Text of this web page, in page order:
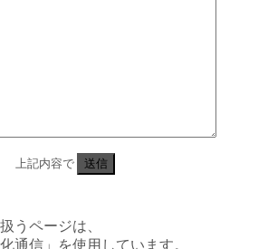
上記内容で
うページは、
通信」を使用しています。